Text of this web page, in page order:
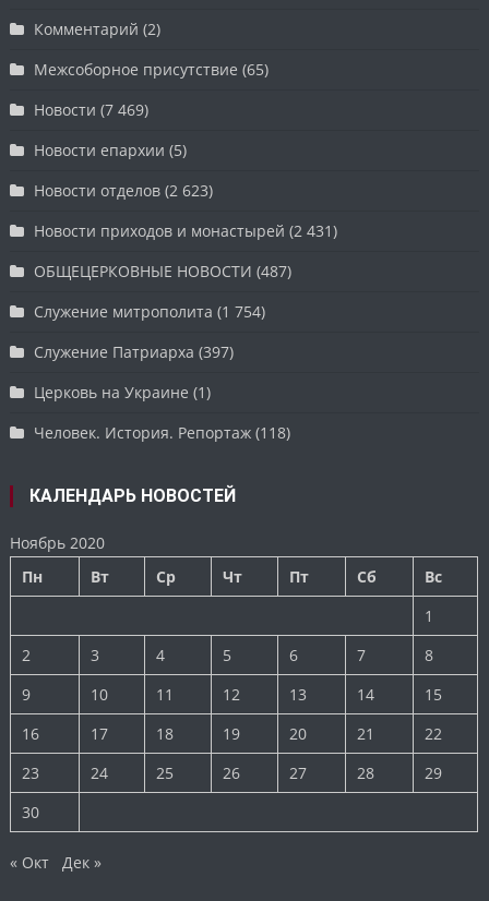
Комментарий (2)
Межсоборное присутствие (65)
Новости (7 469)
Новости епархии (5)
Новости отделов (2 623)
Новости приходов и монастырей (2 431)
ОБЩЕЦЕРКОВНЫЕ НОВОСТИ (487)
Служение митрополита (1 754)
Служение Патриарха (397)
Церковь на Украине (1)
Человек. История. Репортаж (118)
КАЛЕНДАРЬ НОВОСТЕЙ
Ноябрь 2020
Пн
Вт Ср Чт Пт Сб
Вс
1
2
3 4 5 6 7
8
9
10 11 12 13 14
15
16
17 18 19 20 21
22
23
24 25 26 27 28
29
30
« Окт Дек »